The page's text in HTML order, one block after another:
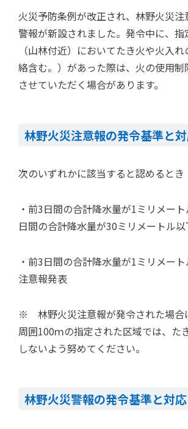
火災予防条例が改正され、林野火災
警報が新設されました。発令中に、指
（山林付近）においてたき火や火入
絡含む。）があった際は、火の使用
させていただく場合があります。
林野火災注意報の発令基準と
次のいずれかに該当すると認めるとき
・前3日間の合計降水量が1ミリメー
日間の合計降水量が30ミリメートル以
・前3日間の合計降水量が1ミリメー
注意報発表
※ 林野火災注意報が発令された場合
周囲100ｍの指定された区域では、た
しないよう努めてください。
林野火災警報の発令基準と対応